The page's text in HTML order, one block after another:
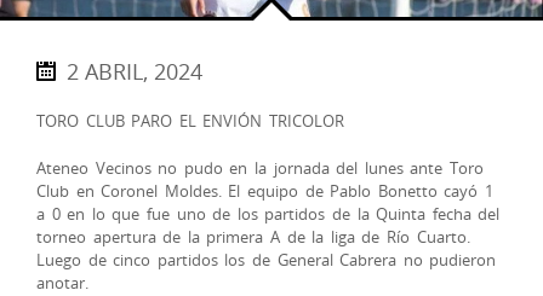
2 ABRIL, 2024
TORO CLUB PARO EL ENVIÓN TRICOLOR
Ateneo Vecinos no pudo en la jornada del lunes ante Toro
Club en Coronel Moldes. El equipo de Pablo Bonetto cayó 1
a 0 en lo que fue uno de los partidos de la Quinta fecha del
torneo apertura de la primera A de la liga de Río Cuarto.
Luego de cinco partidos los de General Cabrera no pudieron
anotar.